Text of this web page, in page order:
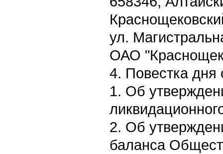
ул.
ОАО
4. Повестка дня
1. Об
2. Об
баланса